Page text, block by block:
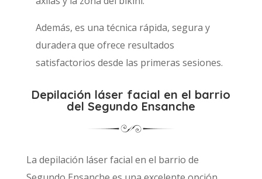
Además, es una técnica rápida, segura y
duradera que ofrece resultados
satisfactorios desde las primeras sesiones.
Depilación láser facial en el barrio
del Segundo Ensanche
La depilación láser facial en el barrio de